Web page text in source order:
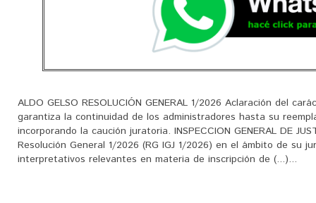
ALDO GELSO RESOLUCIÓN GENERAL 1/2026 Aclaración del
garantiza la continuidad de los administradores hasta su
incorporando la caución juratoria. INSPECCION GENERAL DE
Resolución General 1/2026 (RG IGJ 1/2026) en el ámbito de su
interpretativos relevantes en materia de inscripción de (...)...